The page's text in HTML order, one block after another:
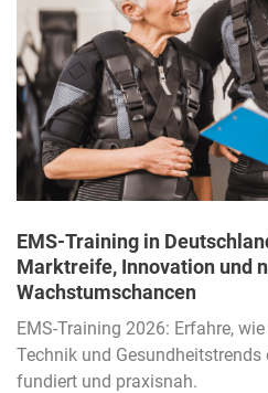
EMS-Training in
Marktreife, Innovation und
Wachstumschancen
EMS-Training 2026: Erfahre,
Technik und
fundiert und praxisnah.